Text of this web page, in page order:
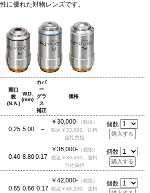
に優れた対物レンズです。
開口
数
(N.A.)
W.D.
(mm)
カバ
ー
グラ
ス
補正
価格
0.25 5.00 －
￥30,000-（税抜）
税込￥33,000、送料
当社負担
個数
0.40 8.800.17
￥36,000-（税抜）
税込￥39,600、送料
当社負担
個数
0.65 0.66 0.17
￥42,000-（税抜）
税込￥46,200、送料
個数